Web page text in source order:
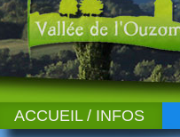
ACCUEIL / INFOS